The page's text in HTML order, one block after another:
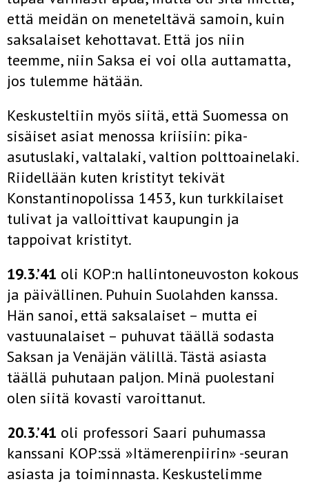
että meidän on meneteltävä sa­moin, kuin
saksalaiset kehottavat. Että jos niin
teemme, niin Saksa ei voi olla auttamatta,
jos tulemme hätään.
Keskusteltiin myös siitä, että Suomessa on
sisäiset asiat me­nossa kriisiin: pika-
asutuslaki, valtalaki, valtion polttoainelaki.
Riidellään kuten kristityt tekivät
Konstantinopolissa 1453, kun turkkilaiset
tulivat ja valloittivat kaupungin ja
tappoivat kristityt.
19.3.’41 oli KOP:n hallintoneuvoston kokous
ja päivällinen. Pu­huin Suolahden kanssa.
Hän sanoi, että saksalaiset – mutta ei
vastuunalaiset – puhuvat täällä sodasta
Saksan ja Venäjän välil­lä. Tästä asiasta
täällä puhutaan paljon. Minä puolestani
olen siitä kovasti varoittanut.
20.3.’41 oli professori Saari puhumassa
kanssani KOP:ssä »Itä­merenpiirin» -seuran
asiasta ja toiminnasta. Keskustelimme